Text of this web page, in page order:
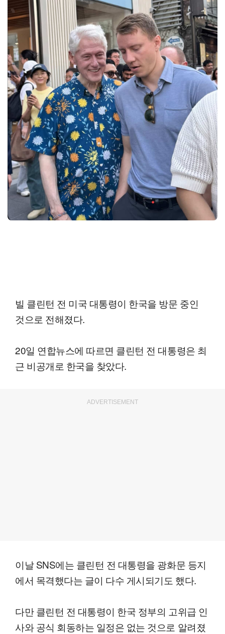
빌 클린턴 전 미국 대통령이 한국을 방문 중인
것으로 전해졌다.
20일 연합뉴스에 따르면 클린턴 전 대통령은 최
근 비공개로 한국을 찾았다.
ADVERTISEMENT
이날 SNS에는 클린턴 전 대통령을 광화문 등지
에서 목격했다는 글이 다수 게시되기도 했다.
다만 클린턴 전 대통령이 한국 정부의 고위급 인
사와 공식 회동하는 일정은 없는 것으로 알려졌